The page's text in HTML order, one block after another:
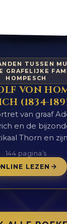
TUSSEN
GRAFELIJKE
HOMPESCH
VON
(1834-
van graaf
en de
Thorn en
144 pagina’s
LEZEN